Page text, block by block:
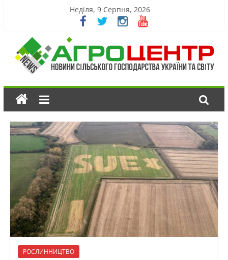
Неділя, 9 Серпня, 2026
РОСЛИННИЦТВО